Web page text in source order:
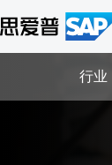
到
内
容
行业